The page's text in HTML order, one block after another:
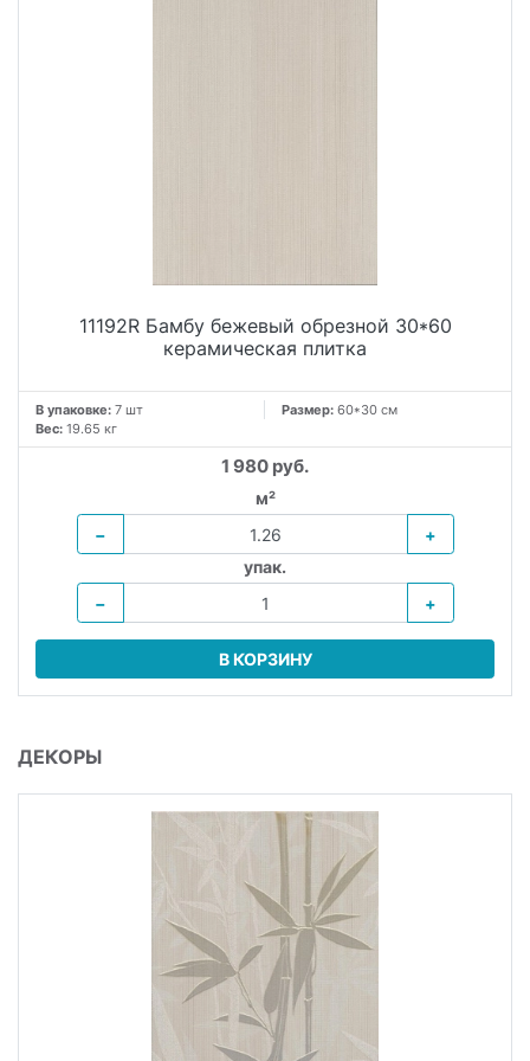
11192R Бамбу бежевый обрезной 30*60
керамическая плитка
В упаковке: 7 шт Размер: 60*30 см
Вес: 19.65 кг
1 980 руб.
м²
−
+
упак.
−
+
В КОРЗИНУ
ДЕКОРЫ